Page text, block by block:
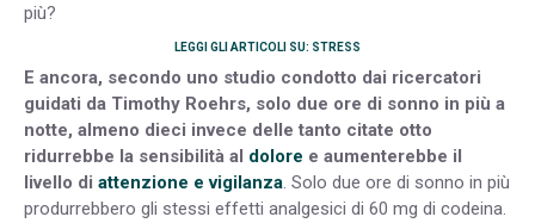
più?
LEGGI GLI ARTICOLI SU: STRESS
E ancora, secondo uno studio condotto dai ricercatori
guidati da Timothy Roehrs, solo due ore di sonno in più a
notte, almeno dieci invece delle tanto citate otto
ridurrebbe la sensibilità al dolore e aumenterebbe il
livello di attenzione e vigilanza. Solo due ore di sonno in più
produrrebbero gli stessi effetti analgesici di 60 mg di codeina.